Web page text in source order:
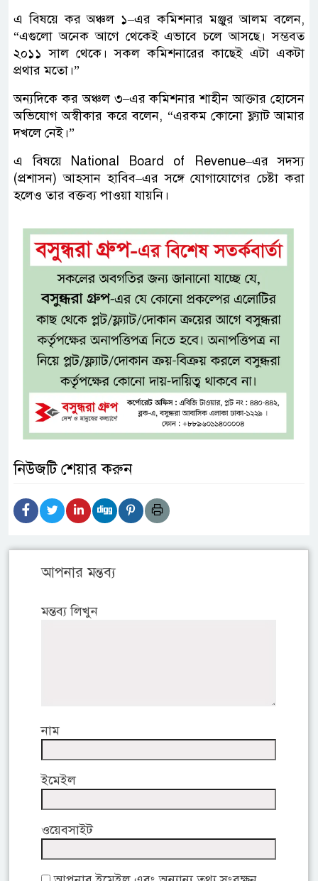
এ বিষয়ে কর অঞ্চল ১–এর কমিশনার মঞ্জুর আলম বলেন,
“এগুলো অনেক আগে থেকেই এভাবে চলে আসছে। সম্ভবত
২০১১ সাল থেকে। সকল কমিশনারের কাছেই এটা একটা
প্রথার মতো।”
অন্যদিকে কর অঞ্চল ৩–এর কমিশনার শাহীন আক্তার হোসেন
অভিযোগ অস্বীকার করে বলেন, “এরকম কোনো ফ্ল্যাট আমার
দখলে নেই।”
এ বিষয়ে National Board of Revenue–এর সদস্য
(প্রশাসন) আহসান হাবিব–এর সঙ্গে যোগাযোগের চেষ্টা করা
হলেও তার বক্তব্য পাওয়া যায়নি।
নিউজটি শেয়ার করুন
আপনার মন্তব্য
মন্তব্য লিখুন
নাম
ইমেইল
ওয়েবসাইট